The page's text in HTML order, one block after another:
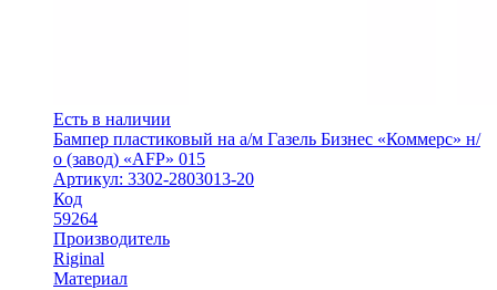
Есть в наличии
Бампер пластиковый на а/м Газель Бизнес «Коммерс» н/
о (завод) «AFP» 015
Артикул: 3302-2803013-20
Код
59264
Производитель
Riginal
Материал